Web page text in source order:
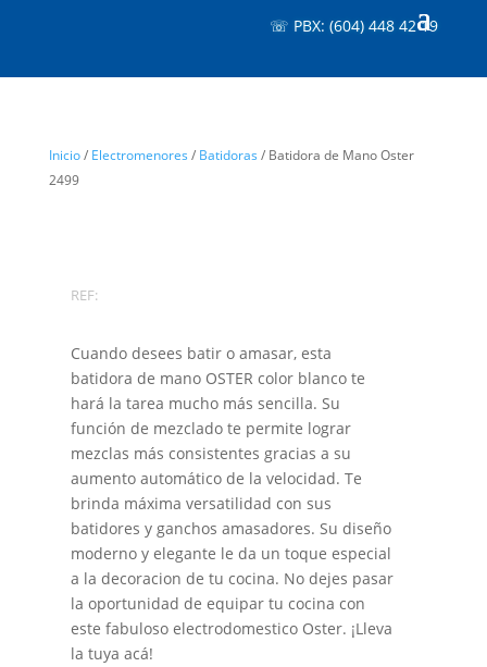
☏ PBX: (604) 448 42 19
Inicio/ Electromenores / Batidoras / Batidora de Mano Oster
2499
REF:
Cuando desees batir o amasar, esta
batidora de mano OSTER color blanco te
hará la tarea mucho más sencilla. Su
función de mezclado te permite lograr
mezclas más consistentes gracias a su
aumento automático de la velocidad. Te
brinda máxima versatilidad con sus
batidores y ganchos amasadores. Su diseño
moderno y elegante le da un toque especial
a la decoracion de tu cocina. No dejes pasar
la oportunidad de equipar tu cocina con
este fabuloso electrodomestico Oster. ¡Lleva
la tuya acá!